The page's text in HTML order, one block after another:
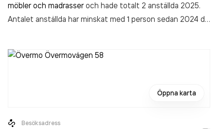
möbler och madrasseroch hade totalt 2 anställda 2025.
Antalet anställda har minskat med 1 person sedan 2024 då
omsatte 2 317 000,00 krsenaste räkenskapsåret (2025).
Öppna karta
Besöksadress